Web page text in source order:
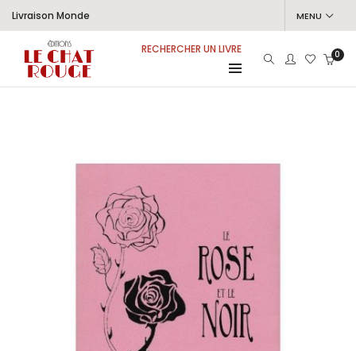
Livraison Monde MENU
RECHERCHER UN LIVRE 0